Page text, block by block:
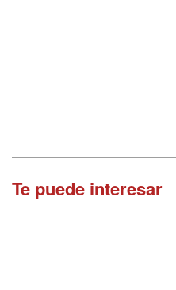
Te puede interesar